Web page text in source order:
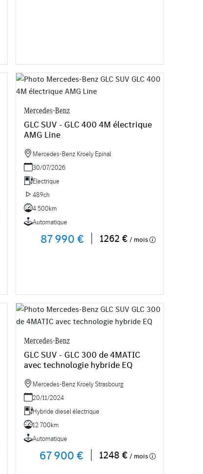
Mercedes-Benz
GLC SUV - GLC 400 4M électrique
AMG Line
Mercedes-Benz Kroely Epinal
30/07/2026
Electrique
489ch
4 500km
Automatique
87 990 € 1262 € / mois
Mercedes-Benz
GLC SUV - GLC 300 de 4MATIC
avec technologie hybride EQ
Mercedes-Benz Kroely Strasbourg
20/11/2024
Hybride diesel électrique
12 700km
Automatique
67 900 € 1248 € / mois